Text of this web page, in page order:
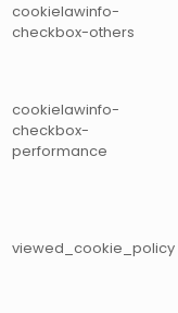
cookielawinfo-
checkbox-others
cookielawinfo-
checkbox-
performance
viewed_cookie_policy